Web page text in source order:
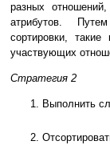
разных
атрибутов.
сортировки,
участвующих
Стратегия 2
Выполнить